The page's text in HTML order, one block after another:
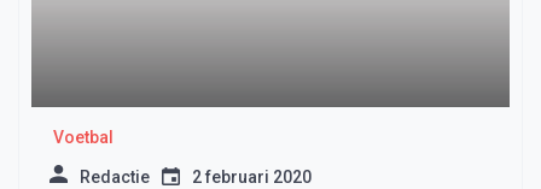
Voetbal
Redactie 2 februari 2020